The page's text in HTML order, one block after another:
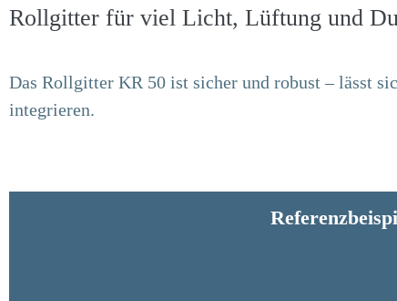
Rollgitter für viel Licht, Lüftung und
Das Rollgitter KR 50 ist sicher und robust – lässt
integrieren.